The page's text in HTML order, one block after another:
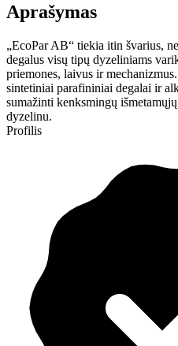
Aprašymas
„EcoPar AB“ tiekia itin švarius,
degalus visų tipų dyzeliniams
priemones, laivus ir
sintetiniai parafininiai degalai ir
sumažinti kenksmingų
dyzelinu.
Profilis